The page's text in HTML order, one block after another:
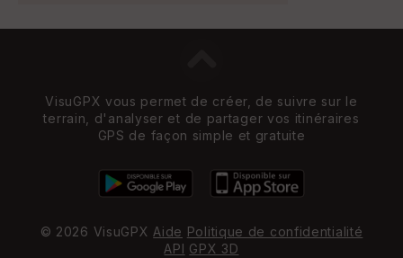
VisuGPX vous permet de créer, de suivre sur le
terrain, d'analyser et de partager vos itinéraires
GPS de façon simple et gratuite
© 2026 VisuGPX Aide Politique de confidentialité
API GPX 3D